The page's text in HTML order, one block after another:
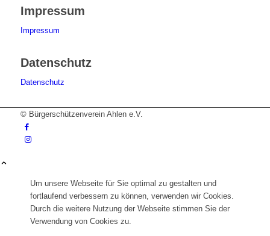
Impressum
Impressum
Datenschutz
Datenschutz
© Bürgerschützenverein Ahlen e.V.
Um unsere Webseite für Sie optimal zu gestalten und
fortlaufend verbessern zu können, verwenden wir Cookies.
Durch die weitere Nutzung der Webseite stimmen Sie der
Verwendung von Cookies zu.